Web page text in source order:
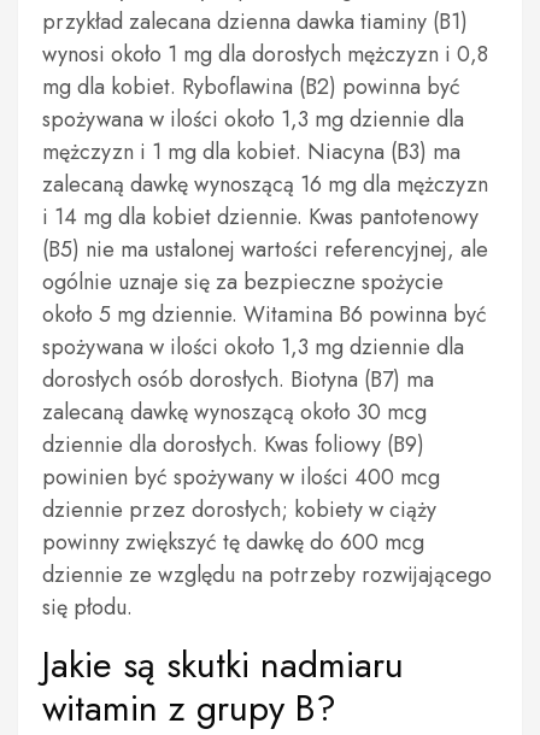
przykład zalecana dzienna dawka tiaminy (B1)
wynosi około 1 mg dla dorosłych mężczyzn i 0,8
mg dla kobiet. Ryboflawina (B2) powinna być
spożywana w ilości około 1,3 mg dziennie dla
mężczyzn i 1 mg dla kobiet. Niacyna (B3) ma
zalecaną dawkę wynoszącą 16 mg dla mężczyzn
i 14 mg dla kobiet dziennie. Kwas pantotenowy
(B5) nie ma ustalonej wartości referencyjnej, ale
ogólnie uznaje się za bezpieczne spożycie
około 5 mg dziennie. Witamina B6 powinna być
spożywana w ilości około 1,3 mg dziennie dla
dorosłych osób dorosłych. Biotyna (B7) ma
zalecaną dawkę wynoszącą około 30 mcg
dziennie dla dorosłych. Kwas foliowy (B9)
powinien być spożywany w ilości 400 mcg
dziennie przez dorosłych; kobiety w ciąży
powinny zwiększyć tę dawkę do 600 mcg
dziennie ze względu na potrzeby rozwijającego
się płodu.
Jakie są skutki nadmiaru
witamin z grupy B?